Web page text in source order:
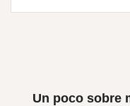
Un poco sobre